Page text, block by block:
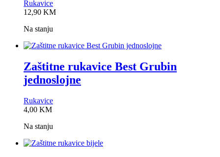
Rukavice
0,0
12,90 KM
Na stanju
Zaštitne rukavice Best Grubin
jednoslojne
Rukavice
0,0
4,00 KM
Na stanju